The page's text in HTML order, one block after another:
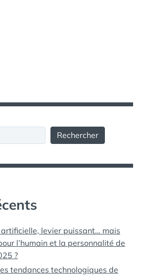
Rechercher
artificielle, levier puissant… mais
l’humain et la personnalité de
?
tendances technologiques de